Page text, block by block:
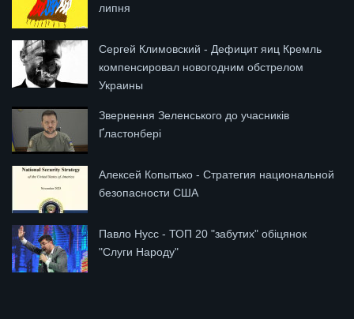
липня
Сергей Климовский - Дефицит яиц Кремль
компенсировал новогодним обстрелом
Украины
Звернення Зеленського до учасників
Ґластонбері
Алексей Копытько - Стратегия национальной
безопасности США
Павло Нусс - ТОП 20 "забутих" обіцянок
"Слуги Народу"